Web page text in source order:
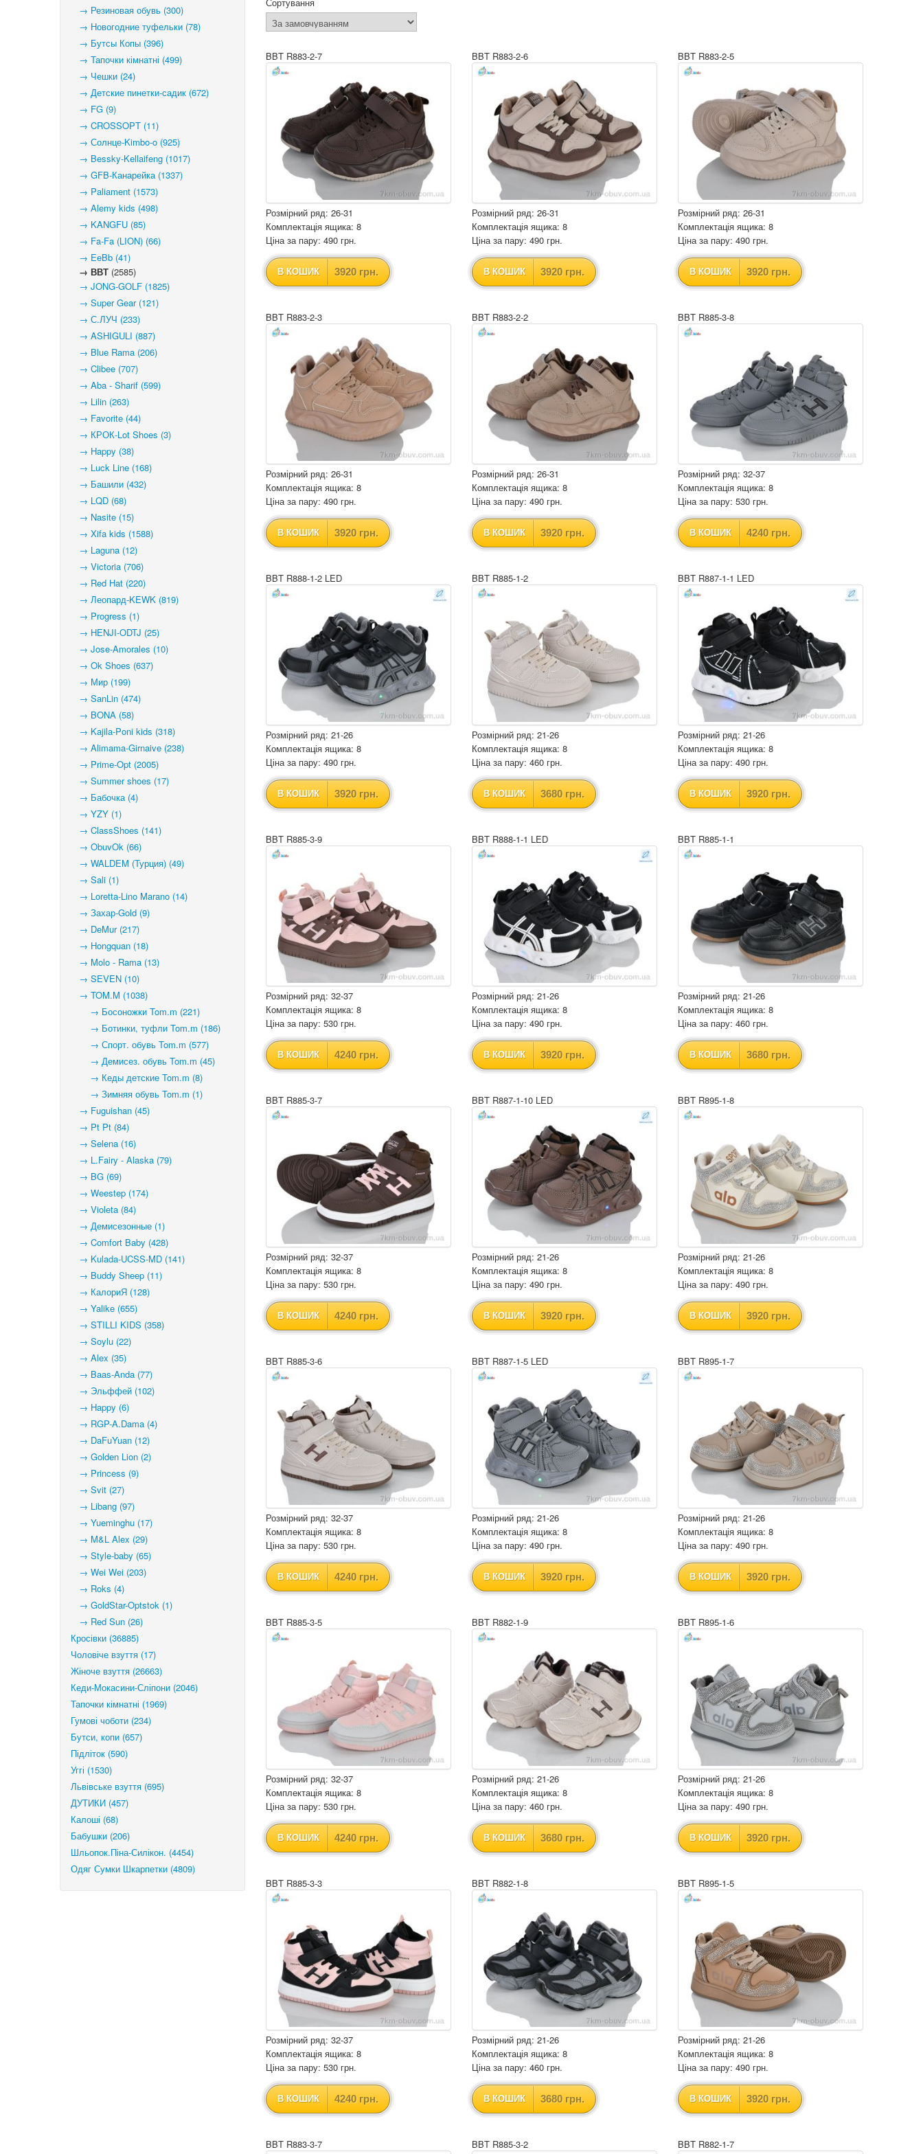
→ Резиновая обувь (300)
→ Новогодние туфельки (78)
→ Бутсы Копы (396)
→ Тапочки кімнатні (499)
→ Чешки (24)
→ Детские пинетки-садик (672)
→ FG (9)
→ CROSSOPT (11)
→ Солнце-Kimbo-o (925)
→ Bessky-Kellaifeng (1017)
→ GFB-Канарейка (1337)
→ Paliament (1573)
→ Alemy kids (498)
→ KANGFU (85)
→ Fa-Fa (LION) (66)
→ EeBb (41)
→ ВВТ (2585)
→ JONG-GOLF (1825)
→ Super Gear (121)
→ С.ЛУЧ (233)
→ ASHIGULI (887)
→ Blue Rama (206)
→ Clibee (707)
→ Aba - Sharif (599)
→ Lilin (263)
→ Favorite (44)
→ КРОК-Lot Shoes (3)
→ Happy (38)
→ Luck Line (168)
→ Башили (432)
→ LQD (68)
→ Nasite (15)
→ Xifa kids (1588)
→ Laguna (12)
→ Victoria (706)
→ Red Hat (220)
→ Леопард-KEWK (819)
→ Progress (1)
→ HENJI-ODTJ (25)
→ Jose-Amorales (10)
→ Ok Shoes (637)
→ Мир (199)
→ SanLin (474)
→ BONA (58)
→ Kajila-Poni kids (318)
→ Alimama-Girnaive (238)
→ Prime-Opt (2005)
→ Summer shoes (17)
→ Бабочка (4)
→ YZY (1)
→ ClassShoes (141)
→ ObuvOk (66)
→ WALDEM (Турция) (49)
→ Sali (1)
→ Loretta-Lino Marano (14)
→ Захар-Gold (9)
→ DeMur (217)
→ Hongquan (18)
→ Molo - Rama (13)
→ SEVEN (10)
→ TOM.M (1038)
→ Босоножки Tom.m (221)
→ Ботинки, туфли Tom.m (186)
→ Спорт. обувь Tom.m (577)
→ Демисез. обувь Tom.m (45)
→ Кеды детские Tom.m (8)
→ Зимняя обувь Tom.m (1)
→ Fuguishan (45)
→ Pt Pt (84)
→ Selena (16)
→ L.Fairy - Alaska (79)
→ BG (69)
→ Weestep (174)
→ Violeta (84)
→ Демисезонные (1)
→ Comfort Baby (428)
→ Kulada-UCSS-MD (141)
→ Buddy Sheep (11)
→ КалориЯ (128)
→ Yalike (655)
→ STILLI KIDS (358)
→ Soylu (22)
→ Alex (35)
→ Baas-Anda (77)
→ Эльффей (102)
→ Happy (6)
→ RGP-A.Dama (4)
→ DaFuYuan (12)
→ Golden Lion (2)
→ Princess (9)
→ Svit (27)
→ Libang (97)
→ Yueminghu (17)
→ M&L Alex (29)
→ Style-baby (65)
→ Wei Wei (203)
→ Roks (4)
→ GoldStar-Optstok (1)
→ Red Sun (26)
Кросівки (36885)
Чоловіче взуття (17)
Жіноче взуття (26663)
Кеди-Мокасини-Сліпони (2046)
Тапочки кімнатні (1969)
Гумові чоботи (234)
Бутси, копи (657)
Підліток (590)
Уггі (1530)
Львівське взуття (695)
ДУТИКИ (457)
Калоші (68)
Бабушки (206)
Шльопок.Піна-Силікон. (4454)
Одяг Сумки Шкарпетки (4809)
BBT R883-2-7
Розмірний ряд: 26-31
Комплектація ящика: 8
Ціна за пару: 490 грн.
В КОШИК 3920 грн.
BBT R883-2-6
Розмірний ряд: 26-31
Комплектація ящика: 8
Ціна за пару: 490 грн.
В КОШИК 3920 грн.
BBT R883-2-5
Розмірний ряд: 26-31
Комплектація ящика: 8
Ціна за пару: 490 грн.
В КОШИК 3920 грн.
BBT R883-2-3
Розмірний ряд: 26-31
Комплектація ящика: 8
Ціна за пару: 490 грн.
В КОШИК 3920 грн.
BBT R883-2-2
Розмірний ряд: 26-31
Комплектація ящика: 8
Ціна за пару: 490 грн.
В КОШИК 3920 грн.
BBT R885-3-8
Розмірний ряд: 32-37
Комплектація ящика: 8
Ціна за пару: 530 грн.
В КОШИК 4240 грн.
BBT R888-1-2 LED
Розмірний ряд: 21-26
Комплектація ящика: 8
Ціна за пару: 490 грн.
В КОШИК 3920 грн.
BBT R885-1-2
Розмірний ряд: 21-26
Комплектація ящика: 8
Ціна за пару: 460 грн.
В КОШИК 3680 грн.
BBT R887-1-1 LED
Розмірний ряд: 21-26
Комплектація ящика: 8
Ціна за пару: 490 грн.
В КОШИК 3920 грн.
BBT R885-3-9
Розмірний ряд: 32-37
Комплектація ящика: 8
Ціна за пару: 530 грн.
В КОШИК 4240 грн.
BBT R888-1-1 LED
Розмірний ряд: 21-26
Комплектація ящика: 8
Ціна за пару: 490 грн.
В КОШИК 3920 грн.
BBT R885-1-1
Розмірний ряд: 21-26
Комплектація ящика: 8
Ціна за пару: 460 грн.
В КОШИК 3680 грн.
BBT R885-3-7
Розмірний ряд: 32-37
Комплектація ящика: 8
Ціна за пару: 530 грн.
В КОШИК 4240 грн.
BBT R887-1-10 LED
Розмірний ряд: 21-26
Комплектація ящика: 8
Ціна за пару: 490 грн.
В КОШИК 3920 грн.
BBT R895-1-8
Розмірний ряд: 21-26
Комплектація ящика: 8
Ціна за пару: 490 грн.
В КОШИК 3920 грн.
BBT R885-3-6
Розмірний ряд: 32-37
Комплектація ящика: 8
Ціна за пару: 530 грн.
В КОШИК 4240 грн.
BBT R887-1-5 LED
Розмірний ряд: 21-26
Комплектація ящика: 8
Ціна за пару: 490 грн.
В КОШИК 3920 грн.
BBT R895-1-7
Розмірний ряд: 21-26
Комплектація ящика: 8
Ціна за пару: 490 грн.
В КОШИК 3920 грн.
BBT R885-3-5
Розмірний ряд: 32-37
Комплектація ящика: 8
Ціна за пару: 530 грн.
В КОШИК 4240 грн.
BBT R882-1-9
Розмірний ряд: 21-26
Комплектація ящика: 8
Ціна за пару: 460 грн.
В КОШИК 3680 грн.
BBT R895-1-6
Розмірний ряд: 21-26
Комплектація ящика: 8
Ціна за пару: 490 грн.
В КОШИК 3920 грн.
BBT R885-3-3
Розмірний ряд: 32-37
Комплектація ящика: 8
Ціна за пару: 530 грн.
В КОШИК 4240 грн.
BBT R882-1-8
Розмірний ряд: 21-26
Комплектація ящика: 8
Ціна за пару: 460 грн.
В КОШИК 3680 грн.
BBT R895-1-5
Розмірний ряд: 21-26
Комплектація ящика: 8
Ціна за пару: 490 грн.
В КОШИК 3920 грн.
BBT R883-3-7 BBT R885-3-2 BBT R882-1-7